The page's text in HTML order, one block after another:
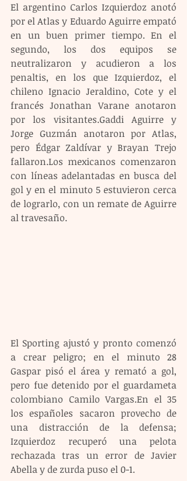
El argentino Carlos Izquierdoz anotó
por el Atlas y Eduardo Aguirre empató
en un buen primer tiempo. En el
segundo, los dos equipos se
neutralizaron y acudieron a los
penaltis, en los que Izquierdoz, el
chileno Ignacio Jeraldino, Cote y el
francés Jonathan Varane anotaron
por los visitantes.Gaddi Aguirre y
Jorge Guzmán anotaron por Atlas,
pero Édgar Zaldívar y Brayan Trejo
fallaron.Los mexicanos comenzaron
con líneas adelantadas en busca del
gol y en el minuto 5 estuvieron cerca
de lograrlo, con un remate de Aguirre
al travesaño.
El Sporting ajustó y pronto comenzó
a crear peligro; en el minuto 28
Gaspar pisó el área y remató a gol,
pero fue detenido por el guardameta
colombiano Camilo Vargas.En el 35
los españoles sacaron provecho de
una distracción de la defensa;
Izquierdoz recuperó una pelota
rechazada tras un error de Javier
Abella y de zurda puso el 0-1.